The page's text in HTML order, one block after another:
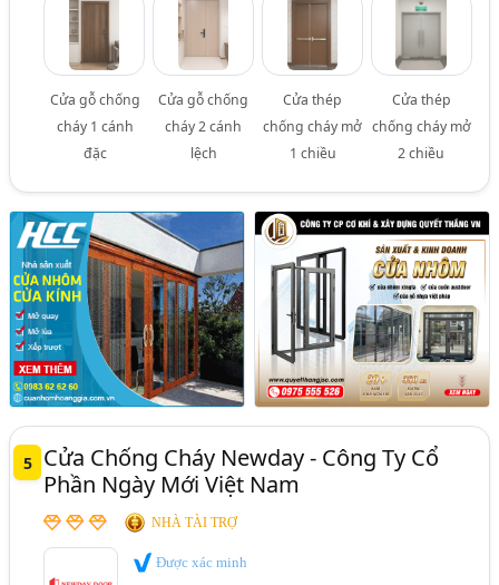
Cửa gỗ chống
cháy 1 cánh
đặc
Cửa gỗ chống
cháy 2 cánh
lệch
Cửa thép
chống cháy mở
1 chiều
Cửa thép
chống cháy mở
2 chiều
5
Cửa Chống Cháy Newday - Công Ty Cổ
Phần Ngày Mới Việt Nam
NHÀ TÀI TRỢ
Được xác minh